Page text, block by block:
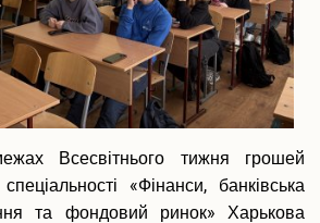
діяльність
діяльності молодих вчених
рада Д70.895.02
рада К 70.895.02
Всесвітнього тижня грошей
«Фінанси, банківська
та фондовий ринок» Харькова